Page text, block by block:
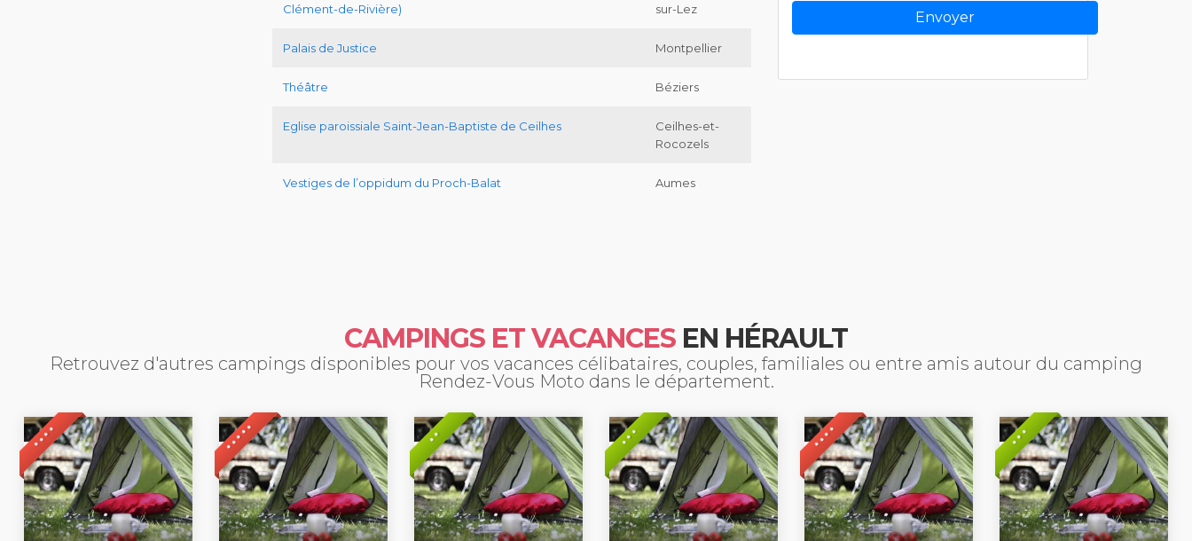
Clément-de-Rivière)
sur-Lez
Palais de Justice Montpellier
Théâtre Béziers
Eglise paroissiale Saint-Jean-Baptiste de Ceilhes
Ceilhes-et-
Rocozels
Vestiges de l’oppidum du Proch-Balat Aumes
CAMPINGS ET VACANCES EN HÉRAULT
Retrouvez d'autres campings disponibles pour vos vacances célibataires, couples, familiales ou entre amis autour du camping
Rendez-Vous Moto dans le département.
* * * * * * * * * * * * * * * * * * * * *